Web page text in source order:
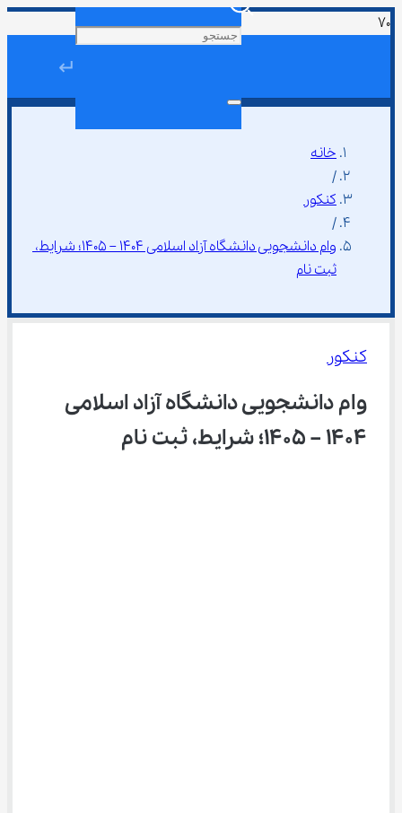
↵
خانه
/
کنکور
/
وام دانشجویی دانشگاه آزاد اسلامی 1404 – 1405؛ شرایط،
ثبت نام
کنکور
وام دانشجویی دانشگاه آزاد اسلامی
1404 – 1405؛ شرایط، ثبت نام